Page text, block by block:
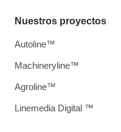
Nuestros proyectos
Autoline™
Machineryline™
Agroline™
Linemedia Digital ™